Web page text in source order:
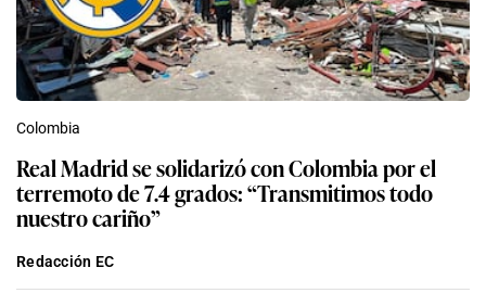
Colombia
Real Madrid se solidarizó con Colombia por el
terremoto de 7.4 grados: “Transmitimos todo
nuestro cariño”
Redacción EC